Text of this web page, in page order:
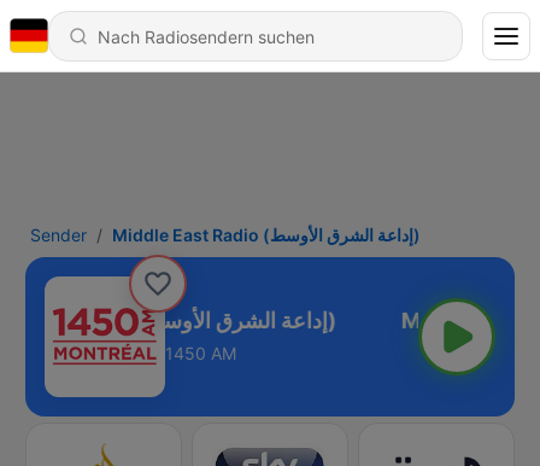
Sender Middle East Radio (إداعة الشرق الأوسط)
Middle East Radio (إداعة الشرق الأوسط)
1450 AM